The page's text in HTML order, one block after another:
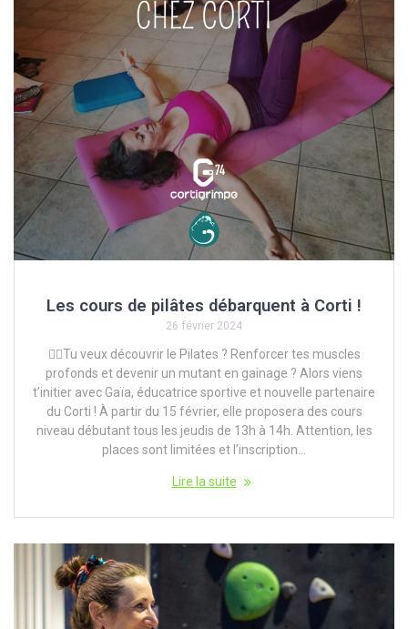
Les cours de pilâtes débarquent à Corti !
26 février 2024
🧘‍♂️Tu veux découvrir le Pilates ? Renforcer tes muscles
profonds et devenir un mutant en gainage ? Alors viens
t’initier avec Gaïa, éducatrice sportive et nouvelle partenaire
du Corti ! À partir du 15 février, elle proposera des cours
niveau débutant tous les jeudis de 13h à 14h. Attention, les
places sont limitées et l’inscription…
Lire la suite